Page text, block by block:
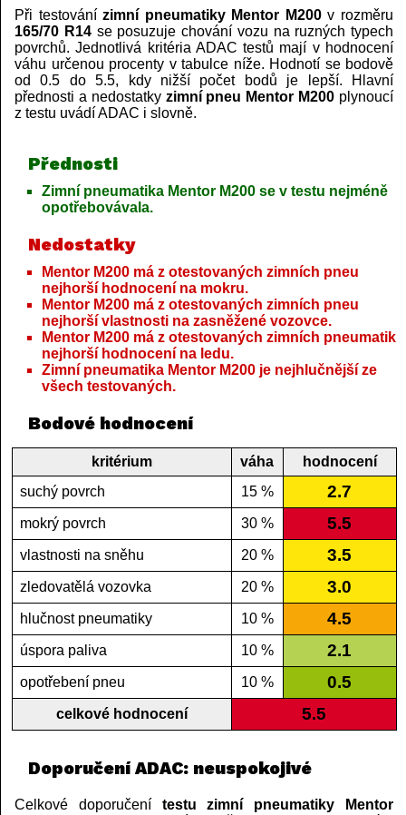
Při testovánízimní pneumatiky Mentor M200v rozměru
165/70 R14se posuzuje chování vozu na ruzných typech
povrchů. Jednotlivá kritéria ADAC testů mají v hodnocení
váhu určenou procenty v tabulce níže. Hodnotí se bodově
od 0.5 do 5.5, kdy nižší počet bodů je lepší. Hlavní
přednosti a nedostatky zimní pneu Mentor M200 plynoucí
z testu uvádí ADAC i slovně.
Přednosti
Zimní pneumatika Mentor M200 se v testu nejméně
opotřebovávala.
Nedostatky
Mentor M200 má z otestovaných zimních pneu
nejhorší hodnocení na mokru.
Mentor M200 má z otestovaných zimních pneu
nejhorší vlastnosti na zasněžené vozovce.
Mentor M200 má z otestovaných zimních pneumatik
nejhorší hodnocení na ledu.
Zimní pneumatika Mentor M200 je nejhlučnější ze
všech testovaných.
Bodové hodnocení
kritérium váha
hodnocení
suchý povrch
15 % 2.7
mokrý povrch 30 % 5.5
vlastnosti na sněhu 20 % 3.5
zledovatělá vozovka 20 % 3.0
hlučnost pneumatiky 10 % 4.5
úspora paliva 10 % 2.1
opotřebení pneu 10 % 0.5
celkové hodnocení 5.5
Doporučení ADAC: neuspokojivé
Celkové doporučení testu zimní pneumatiky Mentor